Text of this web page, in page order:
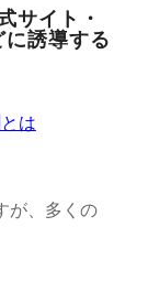
サイト・
誘導する
は
が、多くの